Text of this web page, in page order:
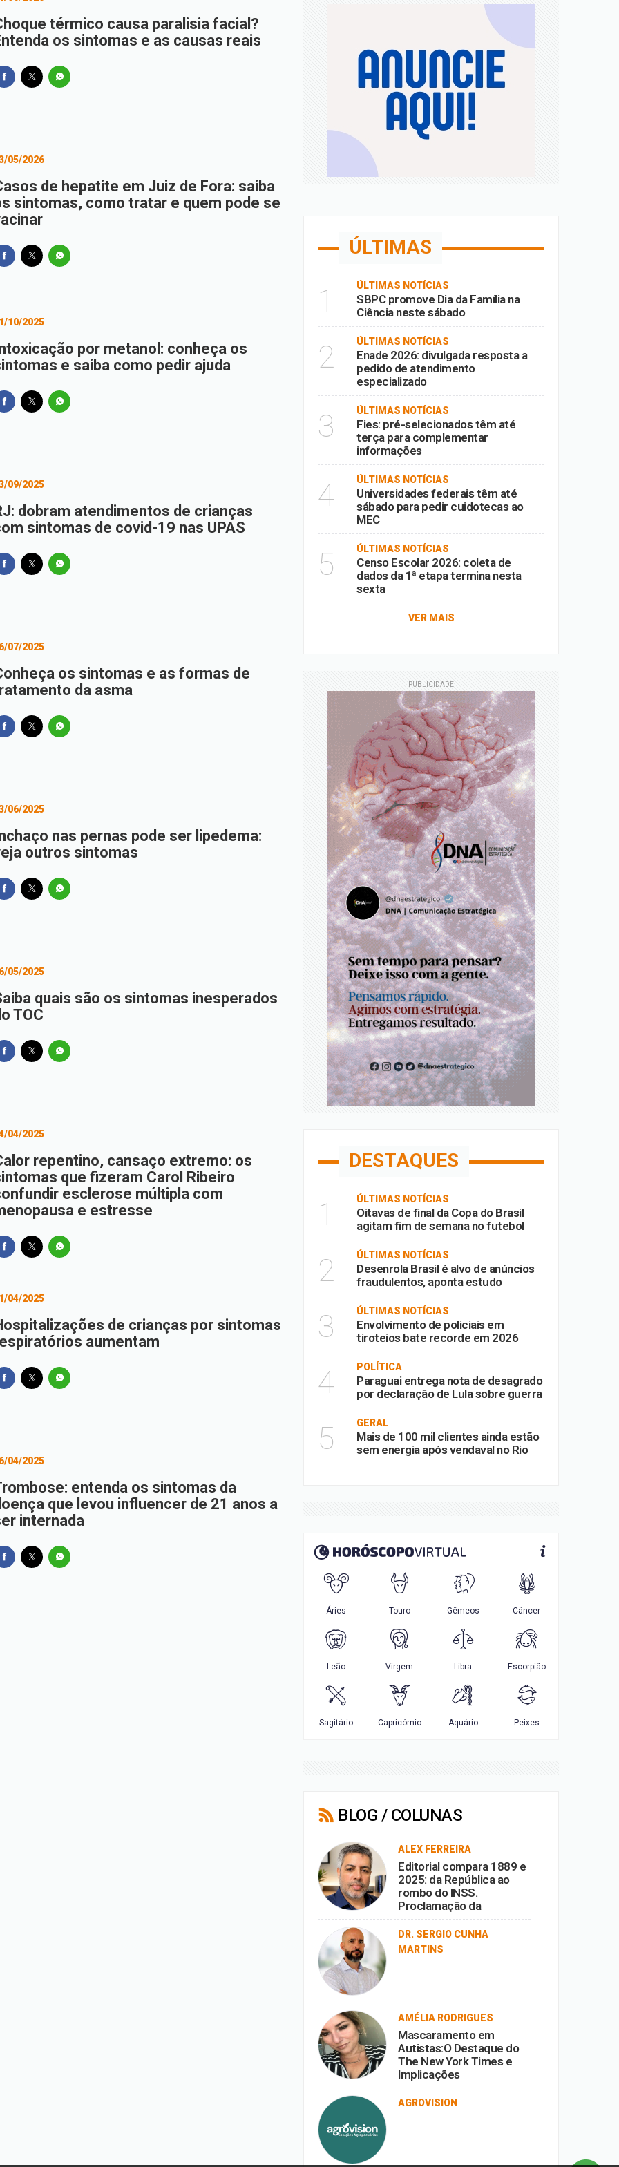
de decomposição é encontrado em hidrelétrica em Juiz de Fora
importunação sexual após beijar ex-namorada à força em MG
Família na Ciência neste sábado
térmico causa paralisia facial?
os sintomas e as causas reais
05/2026
de hepatite em Juiz de Fora: saiba
sintomas, como tratar e quem pode se
10/2025
por metanol: conheça os
e saiba como pedir ajuda
09/2025
dobram atendimentos de crianças
sintomas de covid-19 nas UPAS
07/2025
os sintomas e as formas de
da asma
06/2025
nas pernas pode ser lipedema:
outros sintomas
05/2025
quais são os sintomas inesperados
TOC
04/2025
repentino, cansaço extremo: os
que fizeram Carol Ribeiro
esclerose múltipla com
e estresse
04/2025
de crianças por sintomas
aumentam
04/2025
entenda os sintomas da
que levou influencer de 21 anos a
internada
ÚLTIMAS
1 ÚLTIMAS NOTÍCIAS
SBPC promove Dia da Família na
Ciência neste sábado
2 ÚLTIMAS NOTÍCIAS
Enade 2026: divulgada resposta a
pedido de atendimento
especializado
3 ÚLTIMAS NOTÍCIAS
Fies: pré-selecionados têm até
terça para complementar
informações
4 ÚLTIMAS NOTÍCIAS
Universidades federais têm até
sábado para pedir cuidotecas ao
MEC
5 ÚLTIMAS NOTÍCIAS
Censo Escolar 2026: coleta de
dados da 1ª etapa termina nesta
sexta
VER MAIS
PUBLICIDADE
DESTAQUES
1 ÚLTIMAS NOTÍCIAS
Oitavas de final da Copa do Brasil
agitam fim de semana no futebol
2 ÚLTIMAS NOTÍCIAS
Desenrola Brasil é alvo de anúncios
fraudulentos, aponta estudo
3 ÚLTIMAS NOTÍCIAS
Envolvimento de policiais em
tiroteios bate recorde em 2026
4 POLÍTICA
Paraguai entrega nota de desagrado
por declaração de Lula sobre guerra
5 GERAL
Mais de 100 mil clientes ainda estão
sem energia após vendaval no Rio
BLOG / COLUNAS
ALEX FERREIRA
Editorial compara 1889 e
2025: da República ao
rombo do INSS.
Proclamação da
República vira ironia
diante da corrupção.
DR. SERGIO CUNHA
MARTINS
AMÉLIA RODRIGUES
Mascaramento em
Autistas:O Destaque do
The New York Times e
Implicações
AGROVISION